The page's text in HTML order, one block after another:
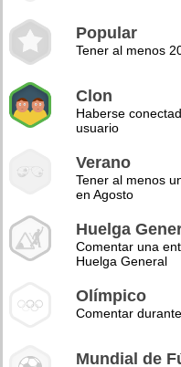
Popular
Tener al menos
Clon
Haberse
usuario
Verano
Tener al menos
en Agosto
Huelga
Comentar una
Huelga General
Olímpico
Comentar
Mundial de